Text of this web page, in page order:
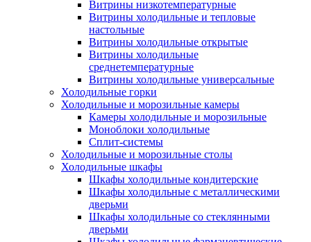
Витрины низкотемпературные
Витрины холодильные и тепловые
настольные
Витрины холодильные открытые
Витрины холодильные
среднетемпературные
Витрины холодильные универсальные
Холодильные горки
Холодильные и морозильные камеры
Камеры холодильные и морозильные
Моноблоки холодильные
Сплит-системы
Холодильные и морозильные столы
Холодильные шкафы
Шкафы холодильные кондитерские
Шкафы холодильные с металлическими
дверьми
Шкафы холодильные со стеклянными
дверьми